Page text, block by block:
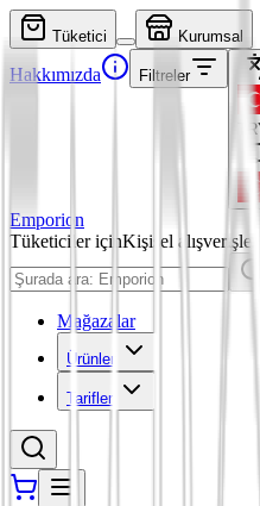
Tüketici Kurumsal
Hakkımızda Filtreler
Emporion
Tüketiciler içinKişisel alışverişler
Mağazalar
Ürünler
Tarifler